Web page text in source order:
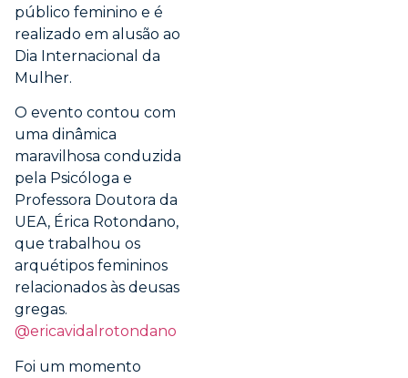
público feminino e é
realizado em alusão ao
Dia Internacional da
Mulher.
O evento contou com
uma dinâmica
maravilhosa conduzida
pela Psicóloga e
Professora Doutora da
UEA, Érica Rotondano,
que trabalhou os
arquétipos femininos
relacionados às deusas
gregas.
@ericavidalrotondano
Foi um momento